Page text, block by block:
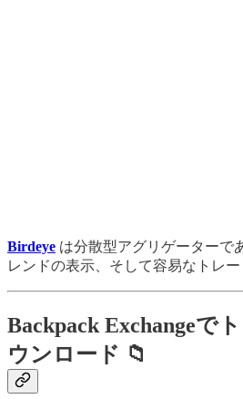
Birdeye は分散型アグリゲーターで
レンドの表示、そして容易なトレー
Backpack Exchangeで
ウンロード 📁